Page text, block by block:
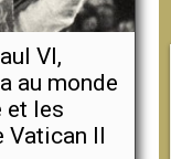
VI,
au monde
et les
Vatican II